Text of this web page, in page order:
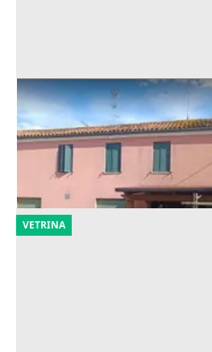
Asta Quota 1/6 di locale
Rovigo (Rovigo)
Offerta minima
8.205 €
18/09/2026
VETRINA